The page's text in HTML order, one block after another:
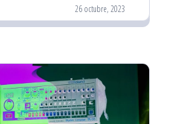
26 octubre, 2023